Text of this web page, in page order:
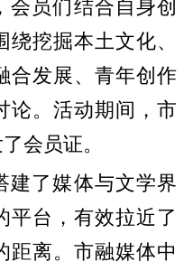
会员们结合自身创
挖掘本土文化、
合发展、青年创作
论。活动期间，市
会员证。
建了媒体与文学界
平台，有效拉近了
距离。市融媒体中